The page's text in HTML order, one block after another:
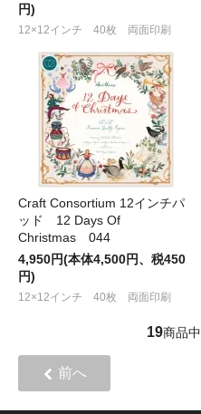
円)
12×12インチ 40枚 両面印刷
Craft Consortium 12インチパ
ッド 12 Days Of
Christmas 044
4,950円(本体4,500円、税450
円)
12×12インチ 40枚 両面印刷
19商品中
前へ